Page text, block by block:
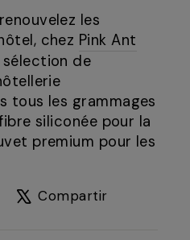
les
chez Pink Ant
de
tous les grammages
siliconée pour la
premium pour les
Compartir
Compartir